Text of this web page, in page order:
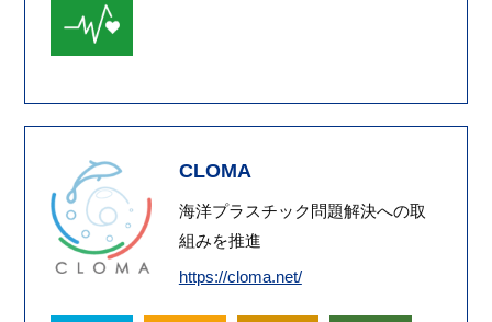
CLOMA
海洋プラスチック問題解決への取
組みを推進
https://cloma.net/